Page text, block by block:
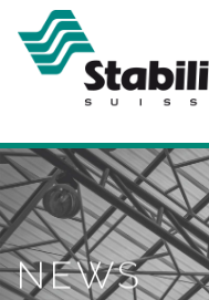
Direkt zum Inhalt
NEWS